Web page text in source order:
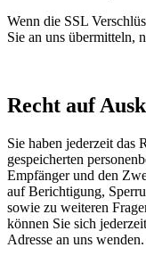
Wenn die SSL
Sie an uns übermitteln,
Recht auf
Sie haben jederzeit das
gespeicherten
Empfänger und den
auf Berichtigung,
sowie zu weiteren
können Sie sich
Adresse an uns wenden.